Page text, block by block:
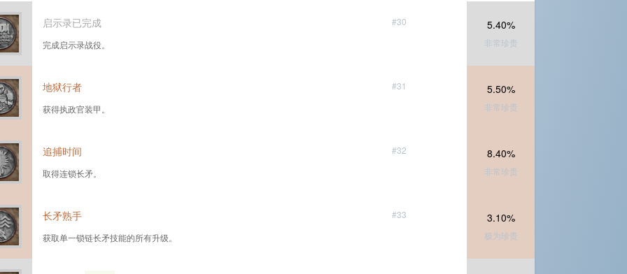
#30
启示录已完成
完成启示录战役。
5.40%
非常珍贵
#31
地狱行者
获得执政官装甲。
5.50%
非常珍贵
#32
追捕时间
取得连锁长矛。
8.40%
非常珍贵
#33
长矛熟手
获取单一锁链长矛技能的所有升级。
3.10%
极为珍贵